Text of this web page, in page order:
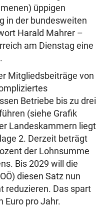
üppigen
in der bundesweiten
Harald Mahrer –
am Dienstag eine
Mitgliedsbeiträge von
Betriebe bis zu drei
(siehe Grafik
Landeskammern liegt
2. Derzeit beträgt
der Lohnsumme
Bis 2029 will die
diesen Satz nun
reduzieren. Das spart
Euro pro Jahr.